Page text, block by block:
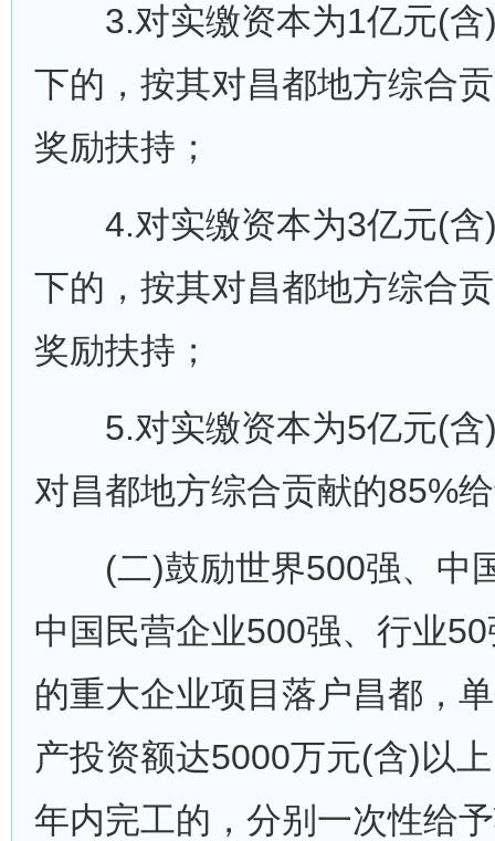
3.对实缴资本为1亿元(含)
下的，按其对昌都地方综合
奖励扶持；
4.对实缴资本为3亿元(含)
下的，按其对昌都地方综合
奖励扶持；
5.对实缴资本为5亿元(含)
对昌都地方综合贡献的85%
(二)鼓励世界500强、中
中国民营企业500强、行业
的重大企业项目落户昌都，
产投资额达5000万元(含)以
年内完工的，分别一次性给